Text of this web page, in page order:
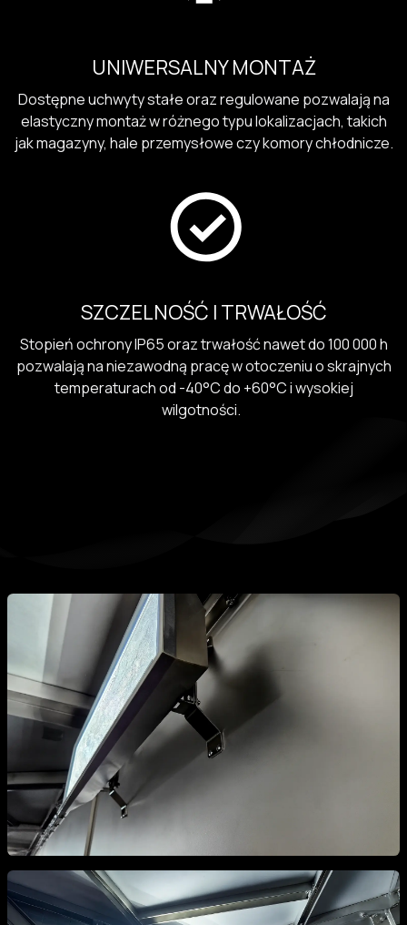
UNIWERSALNY MONTAŻ
Dostępne uchwyty stałe oraz regulowane pozwalają na
elastyczny montaż w różnego typu lokalizacjach, takich
jak magazyny, hale przemysłowe czy komory chłodnicze.
SZCZELNOŚĆ I TRWAŁOŚĆ
Stopień ochrony IP65 oraz trwałość nawet do 100 000 h
pozwalają na niezawodną pracę w otoczeniu o skrajnych
temperaturach od -40°C do +60°C i wysokiej
wilgotności.